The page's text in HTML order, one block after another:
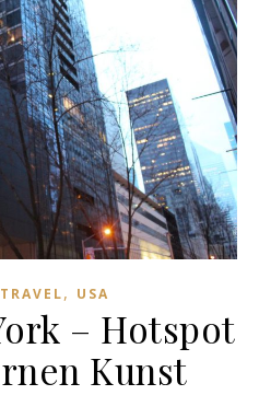
TRAVEL, USA
– Hotspot
Kunst